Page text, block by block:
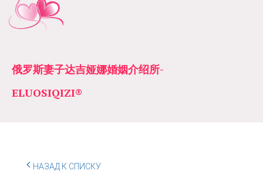
俄罗斯妻子达吉娅娜婚姻介绍所­­
ELUOSIQIZI®
НАЗАД К СПИСКУ